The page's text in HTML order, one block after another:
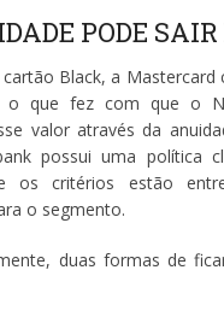
PODE SAIR
Black, a Mastercard
o que fez com que o
valor através da
possui uma política
os critérios estão
o segmento.
duas formas de